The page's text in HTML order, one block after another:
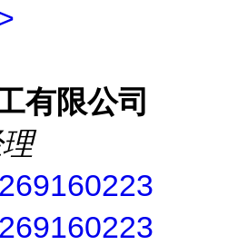
有限公司